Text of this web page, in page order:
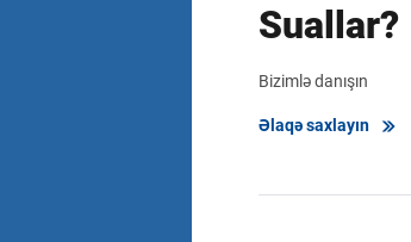
Suallar?
Bizimlə danışın
Əlaqə saxlayın